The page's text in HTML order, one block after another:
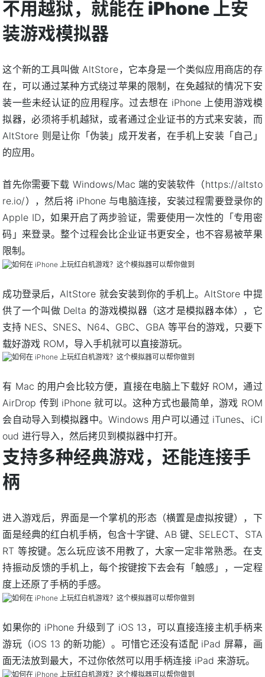
不用越狱，就能在 iPhone 上安
装游戏模拟器
这个新的工具叫做 AltStore，它本身是一个类似应用商店的存
在，可以通过某种方式绕过苹果的限制，在免越狱的情况下安
装一些未经认证的应用程序。过去想在 iPhone 上使用游戏模
拟器，必须将手机越狱，或者通过企业证书的方式来安装，而
AltStore 则是让你「伪装」成开发者，在手机上安装「自己」
的应用。
首先你需要下载 Windows/Mac 端的安装软件（https://altsto
re.io/），然后将 iPhone 与电脑连接，安装过程需要登录你的
Apple ID，如果开启了两步验证，需要使用一次性的「专用密
码」来登录。整个过程会比企业证书更安全，也不容易被苹果
限制。
成功登录后，AltStore 就会安装到你的手机上。AltStore 中提
供了一个叫做 Delta 的游戏模拟器（这才是模拟器本体），它
支持 NES、SNES、N64、GBC、GBA 等平台的游戏，只要下
载好游戏 ROM，导入手机就可以直接游玩。
有 Mac 的用户会比较方便，直接在电脑上下载好 ROM，通过
AirDrop 传到 iPhone 就可以。这种方式也最简单，游戏 ROM
会自动导入到模拟器中。Windows 用户可以通过 iTunes、iCl
oud 进行导入，然后拷贝到模拟器中打开。
支持多种经典游戏，还能连接手
柄
进入游戏后，界面是一个掌机的形态（横置是虚拟按键），下
面是经典的红白机手柄，包含十字键、AB 键、SELECT、STA
RT 等按键。怎么玩应该不用教了，大家一定非常熟悉。在支
持振动反馈的手机上，每个按键按下去会有「触感」，一定程
度上还原了手柄的手感。
如果你的 iPhone 升级到了 iOS 13，可以直接连接主机手柄来
游玩（iOS 13 的新功能）。可惜它还没有适配 iPad 屏幕，画
面无法放到最大，不过你依然可以用手柄连接 iPad 来游玩。